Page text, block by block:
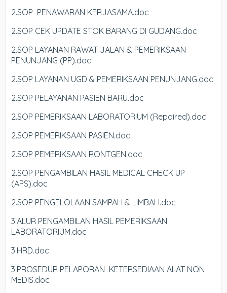
2.SOP PENAWARAN KERJASAMA.doc
2.SOP CEK UPDATE STOK BARANG DI GUDANG.doc
2.SOP LAYANAN RAWAT JALAN & PEMERIKSAAN
PENUNJANG (PP).doc
2.SOP LAYANAN UGD & PEMERIKSAAN PENUNJANG.doc
2.SOP PELAYANAN PASIEN BARU.doc
2.SOP PEMERIKSAAN LABORATORIUM (Repaired).doc
2.SOP PEMERIKSAAN PASIEN.doc
2.SOP PEMERIKSAAN RONTGEN.doc
2.SOP PENGAMBILAN HASIL MEDICAL CHECK UP
(APS).doc
2.SOP PENGELOLAAN SAMPAH & LIMBAH.doc
3.ALUR PENGAMBILAN HASIL PEMERIKSAAN
LABORATORIUM.doc
3.HRD.doc
3.PROSEDUR PELAPORAN KETERSEDIAAN ALAT NON
MEDIS.doc